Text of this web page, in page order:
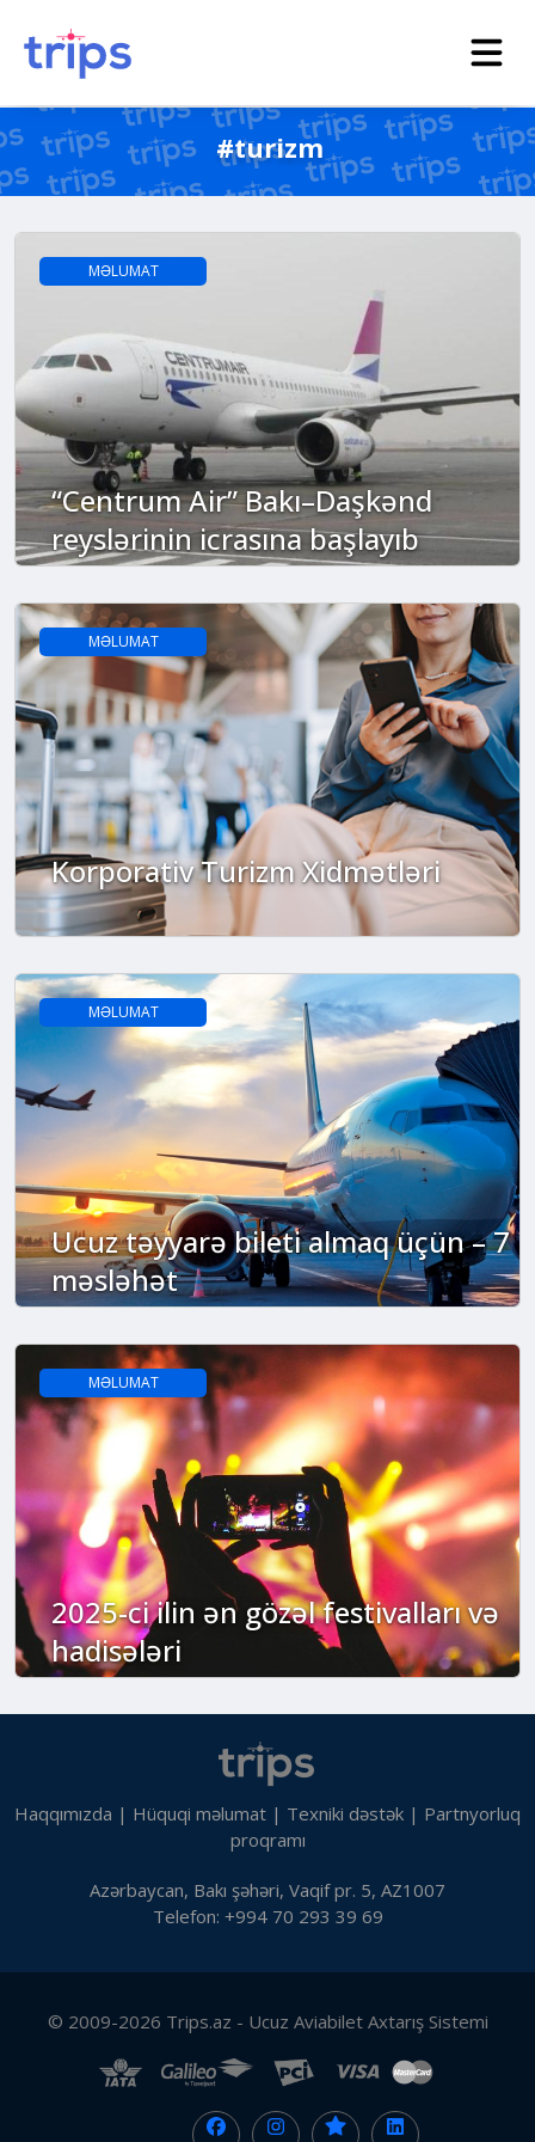
#turizm
MƏLUMAT
“Centrum Air” Bakı–Daşkənd
reyslərinin icrasına başlayıb
MƏLUMAT
Korporativ Turizm Xidmətləri
MƏLUMAT
Ucuz təyyarə bileti almaq üçün – 7
məsləhət
MƏLUMAT
2025-ci ilin ən gözəl festivalları və
hadisələri
Haqqımızda | Hüquqi məlumat | Texniki dəstək | Partnyorluq
proqramı
Azərbaycan, Bakı şəhəri, Vaqif pr. 5, AZ1007
Telefon: +994 70 293 39 69
© 2009-2026 Trips.az - Ucuz Aviabilet Axtarış Sistemi